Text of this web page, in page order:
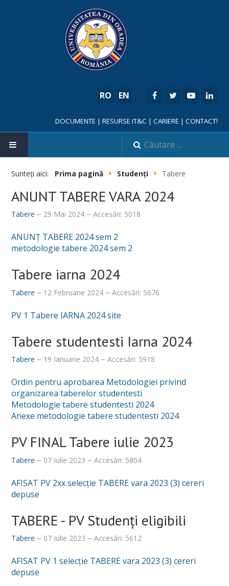
RO EN
DOCUMENTE | RESURSE IT&C | CARIERE | CONTACT!
NOUTĂȚI
Despre noi
Alegeri academice
Hotărâri CF_FSSU
Centru Universitar pentru Acces, Diversitate și Incluziune
DEPARTAMENTE
Sociologie - Asistenţă socială
Școală doctorală de Sociologie
Ph. D in Sociology at the University of Oradea
Sunteți aici: Prima pagină Studenți Tabere
ANUNT TABERE VARA 2024
Tabere 29 Mai 2024 Accesări: 5018
ANUNŢ TABERE 2024 sem 2
metodologie tabere 2024 sem 2
Tabere iarna 2024
Tabere 12 Februarie 2024 Accesări: 5676
PV 1 Tabere IARNA 2024 site
Tabere studentesti Iarna 2024
Tabere 19 Ianuarie 2024 Accesări: 5918
Ordin pentru aprobarea Metodologiei privind
organizarea taberelor studentesti
Metodologie tabere studentesti 2024
Anexe metodologie tabere studentesti 2024
PV FINAL Tabere iulie 2023
Tabere 07 Iulie 2023 Accesări: 5804
AFISAT PV 2xx selecție TABERE vara 2023 (3) cereri
depuse
TABERE - PV Studenți eligibili
Tabere 07 Iulie 2023 Accesări: 5612
AFISAT PV 1 selecție TABERE vara 2023 (3) cereri
depuse